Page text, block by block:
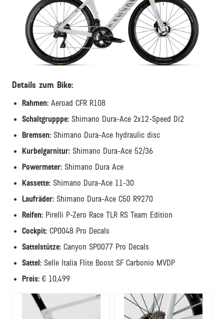
Details zum Bike:
Rahmen: Aeroad CFR R108
Schaltgrupppe: Shimano Dura-Ace 2x12-Speed Di2
Bremsen: Shimano Dura-Ace hydraulic disc
Kurbelgarnitur: Shimano Dura-Ace 52/36
Powermeter: Shimano Dura Ace
Kassette: Shimano Dura-Ace 11-30
Laufräder: Shimano Dura-Ace C50 R9270
Reifen: Pirelli P-Zero Race TLR RS Team Edition
Cockpit: CP0048 Pro Decals
Sattelstütze: Canyon SP0077 Pro Decals
Sattel: Selle Italia Flite Boost SF Carbonio MVDP
Preis: € 10,499